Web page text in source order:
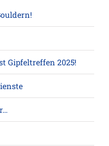
Gipfeltreffen 2025!